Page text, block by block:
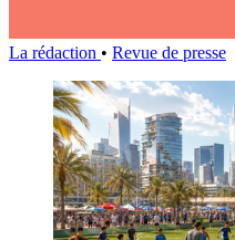
La rédaction • Revue de presse